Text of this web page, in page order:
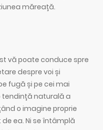
măreață.
vă poate conduce spre
despre voi și
fugă și pe cei mai
tendință naturală a
o imagine proprie
ea. Ni se întâmplă